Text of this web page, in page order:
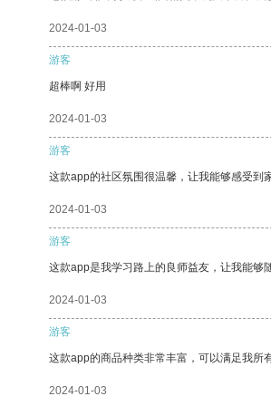
2024-01-03
游客
超棒啊 好用
2024-01-03
游客
这款app的社区氛围很温馨，让我能够感受到
2024-01-03
游客
这款app是我学习路上的良师益友，让我能够
2024-01-03
游客
这款app的商品种类非常丰富，可以满足我所
2024-01-03